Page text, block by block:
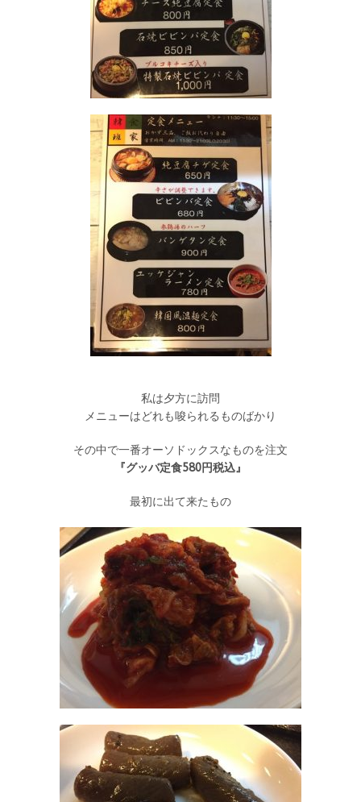
私は夕方に訪問
メニューはどれも唆られるものばかり
その中で一番オーソドックスなものを注文
『グッバ定食580円税込』
最初に出て来たもの